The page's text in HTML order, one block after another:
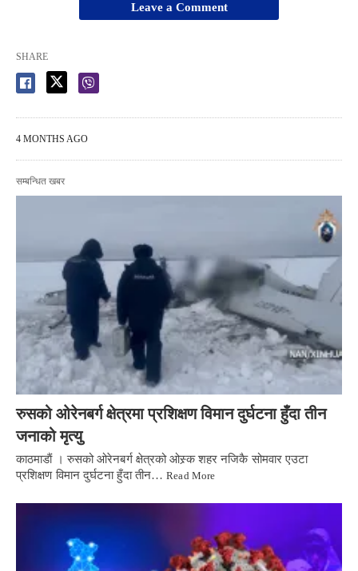
Leave a Comment
SHARE
4 MONTHS AGO
सम्बन्धित खबर
रुसको ओरेनबर्ग क्षेत्रमा प्रशिक्षण विमान दुर्घटना हुँदा तीन
जनाको मृत्यु
काठमाडाैं । रुसको ओरेनबर्ग क्षेत्रको ओस्र्क शहर नजिकै सोमवार एउटा
प्रशिक्षण विमान दुर्घटना हुँदा तीन…Read More